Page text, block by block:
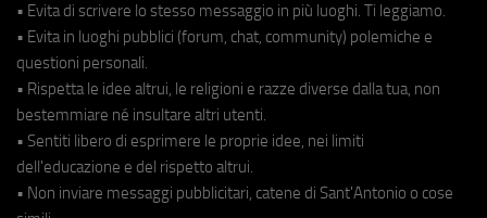
• Evita di scrivere lo stesso messaggio in più luoghi. Ti leggiamo.
• Evita in luoghi pubblici (forum, chat, community) polemiche e
questioni personali.
• Rispetta le idee altrui, le religioni e razze diverse dalla tua, non
bestemmiare né insultare altri utenti.
• Sentiti libero di esprimere le proprie idee, nei limiti
dell'educazione e del rispetto altrui.
• Non inviare messaggi pubblicitari, catene di Sant'Antonio o cose